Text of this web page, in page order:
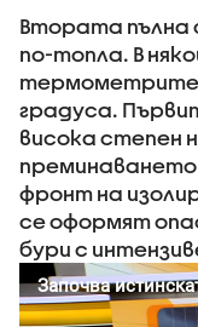
Втората пълна
по-топла. В
термометрите
градуса.
висока степен
фронт на
се оформят
бури с